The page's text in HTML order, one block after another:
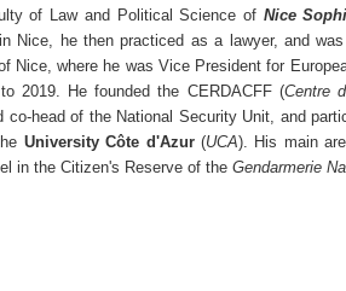
of Law and Political Science of Nice
Nice, he then practiced as a lawyer, and
Nice, where he was Vice President for
2019. He founded the CERDACFF (Centre
head of the National Security Unit, and
University Côte d'Azur(UCA). His main
in the Citizen's Reserve of the Gendarmerie